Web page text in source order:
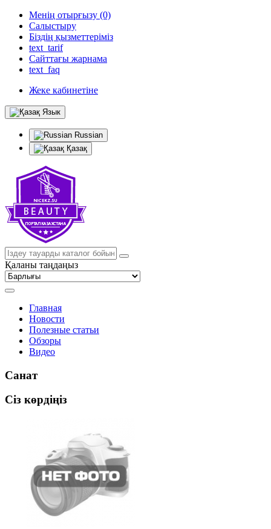
Менің отырғызу (0)
Салыстыру
Біздің қызметтеріміз
text_tarif
Сайттағы жарнама
text_faq
Жеке кабинетіне
Язык
Russian
Қазақ
Қаланы таңдаңыз
Главная
Новости
Полезные статьи
Обзоры
Видео
Санат
Сіз көрдіңіз